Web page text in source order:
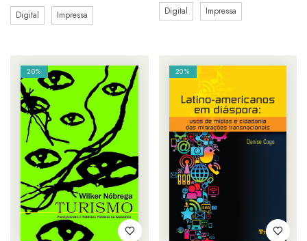
Digital Impressa Digital Impressa
20% 20%